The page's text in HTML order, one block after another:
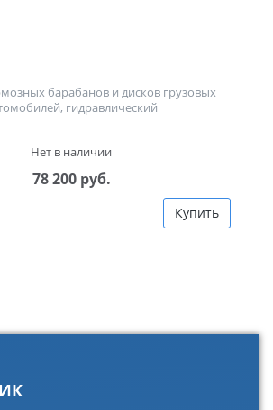
барабанов и дисков грузовых
гидравлический
Нет в наличии
78 200 руб.
Купить